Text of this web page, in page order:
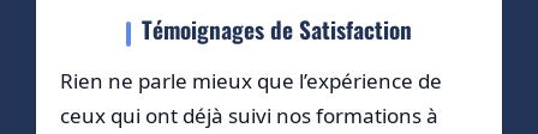
Témoignages de Satisfaction
Rien ne parle mieux que l’expérience de
ceux qui ont déjà suivi nos formations à